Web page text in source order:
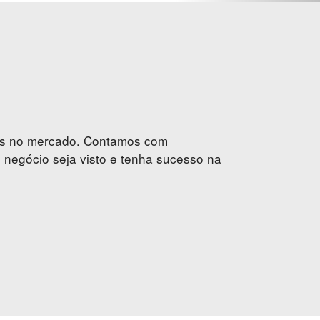
mercado. Contamos com
seja visto e tenha sucesso na